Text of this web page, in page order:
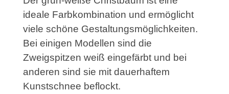
ideale Farbkombination und ermöglicht
viele schöne Gestaltungsmöglichkeiten.
Bei einigen Modellen sind die
Zweigspitzen weiß eingefärbt und bei
anderen sind sie mit dauerhaftem
Kunstschnee beflockt.